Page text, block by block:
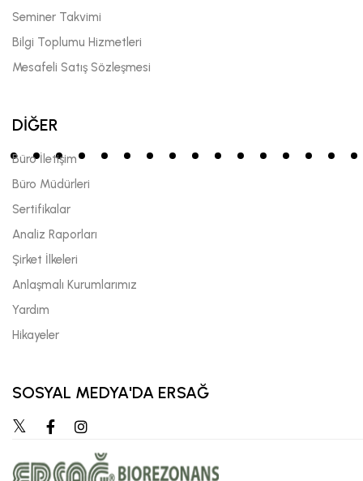
Seminer Takvimi
Bilgi Toplumu Hizmetleri
Mesafeli Satış Sözleşmesi
DİĞER
Büro İletişim
Büro Müdürleri
Sertifikalar
Analiz Raporları
Şirket İlkeleri
Anlaşmalı Kurumlarımız
Yardım
Hikayeler
SOSYAL MEDYA'DA ERSAĞ